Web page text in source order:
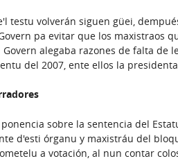
testu volverán siguen güei,
pa evitar que los maxistraos
alegaba razones de falta
del 2007, ente ellos la
sobre la sentencia del
d'esti órganu y maxistráu del
a votación, al nun contar